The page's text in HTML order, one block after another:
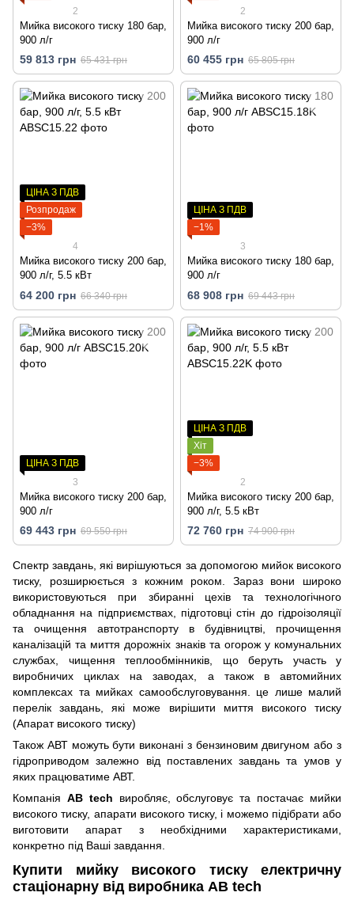
2
Мийка високого тиску 180 бар,
900 л/г
59 813 грн 65 431 грн
2
Мийка високого тиску 200 бар,
900 л/г
60 455 грн 65 805 грн
ЦІНА З ПДВ
Розпродаж
−3%
4
Мийка високого тиску 200 бар,
900 л/г, 5.5 кВт
64 200 грн 66 340 грн
ЦІНА З ПДВ
−1%
3
Мийка високого тиску 180 бар,
900 л/г
68 908 грн 69 443 грн
ЦІНА З ПДВ
3
Мийка високого тиску 200 бар,
900 л/г
69 443 грн 69 550 грн
ЦІНА З ПДВ
Хіт
−3%
2
Мийка високого тиску 200 бар,
900 л/г, 5.5 кВт
72 760 грн 74 900 грн
Спектр завдань, які вирішуються за допомогою мийок високого
тиску, розширюється з кожним роком. Зараз вони широко
використовуються при збиранні цехів та технологічного
обладнання на підприємствах, підготовці стін до гідроізоляції
та очищення автотранспорту в будівництві, прочищення
каналізацій та миття дорожніх знаків та огорож у комунальних
службах, чищення теплообмінників, що беруть участь у
виробничих циклах на заводах, а також в автомийних
комплексах та мийках самообслуговування. це лише малий
перелік завдань, які може вирішити миття високого тиску
(Апарат високого тиску)
Також АВТ можуть бути виконані з бензиновим двигуном або з
гідроприводом залежно від поставлених завдань та умов у
яких працюватиме АВТ.
Компанія AB tech виробляє, обслуговує та постачає мийки
високого тиску, апарати високого тиску, і можемо підібрати або
виготовити апарат з необхідними характеристиками,
конкретно під Ваші завдання.
Купити мийку високого тиску електричну
стаціонарну від виробника AB tech